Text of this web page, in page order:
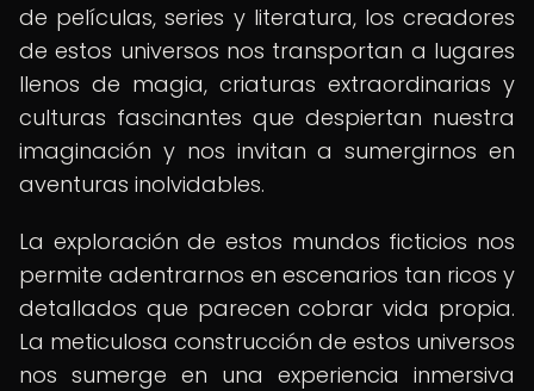
de películas, series y literatura, los creadores
de estos universos nos transportan a lugares
llenos de magia, criaturas extraordinarias y
culturas fascinantes que despiertan nuestra
imaginación y nos invitan a sumergirnos en
aventuras inolvidables.
La exploración de estos mundos ficticios nos
permite adentrarnos en escenarios tan ricos y
detallados que parecen cobrar vida propia.
La meticulosa construcción de estos universos
nos sumerge en una experiencia inmersiva